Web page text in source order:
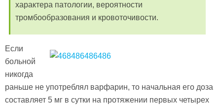
характера патологии, вероятности
тромбообразования и кровоточивости.
Если
больной
никогда
раньше не употреблял варфарин, то начальная его доза
составляет 5 мг в сутки на протяжении первых четырех